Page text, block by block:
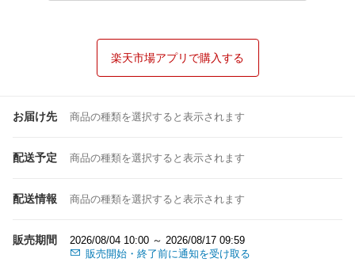
楽天市場アプリで購入する
お届け先 商品の種類を選択すると表示されます
配送予定 商品の種類を選択すると表示されます
配送情報 商品の種類を選択すると表示されます
販売期間
2026/08/04 10:00 ～ 2026/08/17 09:59
販売開始・終了前に通知を受け取る